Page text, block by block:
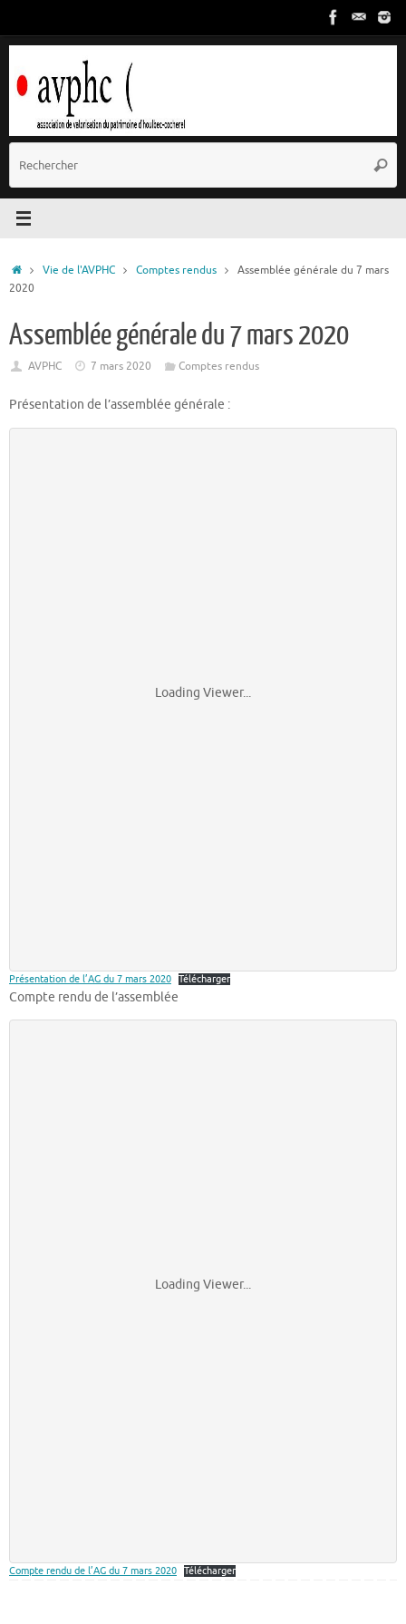
contenu
:
AccueilVie de l'AVPHC Comptes rendus
Assemblée générale du 7 mars
2020
Assemblée générale du 7 mars 2020
AVPHC 7 mars 2020 Comptes rendus
Présentation de l’assemblée générale :
Loading Viewer...
Présentation de l’AG du 7 mars 2020 Télécharger
Compte rendu de l’assemblée
Loading Viewer...
Compte rendu de l’AG du 7 mars 2020 Télécharger